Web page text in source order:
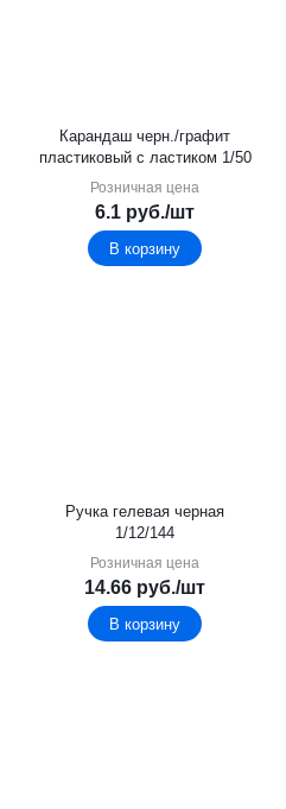
Карандаш черн./графит
пластиковый с ластиком 1/50
Розничная цена
6.1 руб./шт
В корзину
Ручка гелевая черная
1/12/144
Розничная цена
14.66 руб./шт
В корзину